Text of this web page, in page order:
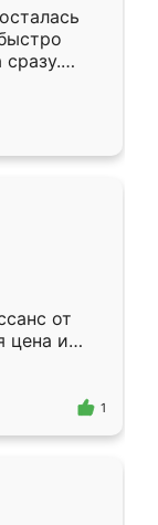
к
Собрали
даже
от
цена и
1